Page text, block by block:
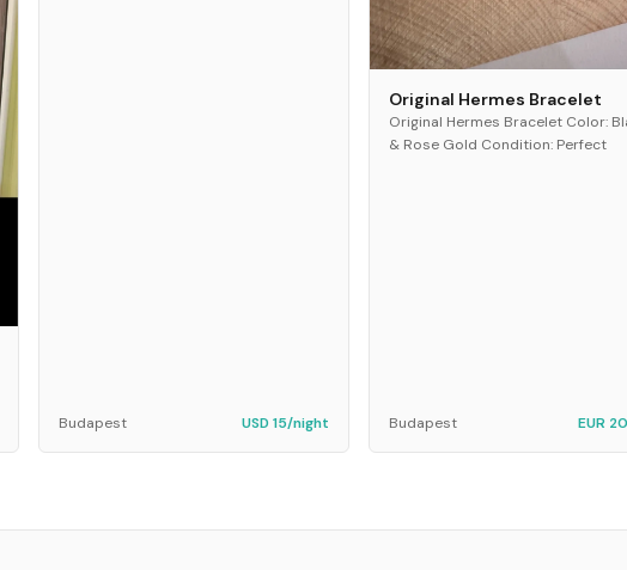
Budapest USD 15/night
Original Hermes Bracelet
Original Hermes Bracelet Color:
& Rose Gold Condition: Perfect
Budapest EUR